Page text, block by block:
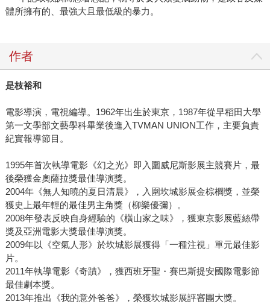
體所擁有的、最強大且最低級的暴力。
作者
是枝裕和
電影導演，電視編導。1962年出生於東京，1987年從早稻田大學
第一文學部文藝學科畢業後進入TVMAN UNION工作，主要負責
紀實報導節目。
1995年首次執導電影《幻之光》即入圍威尼斯影展主競賽片，最
後榮獲金奧薩拉獎最佳導演獎。
2004年《無人知曉的夏日清晨》，入圍坎城影展金棕櫚獎，並榮
獲史上最年輕的最佳男主角獎（柳樂優彌）。
2008年發表反映自身經驗的《橫山家之味》，獲東京影展藍絲帶
獎及亞洲電影大獎最佳導演獎。
2009年以《空氣人形》於坎城影展獲得「一種注視」單元最佳影
片。
2011年執導電影《奇蹟》，獲西班牙聖・賽巴斯提安國際電影節
最佳劇本獎。
2013年推出《我的意外爸爸》，榮獲坎城影展評審團大獎。